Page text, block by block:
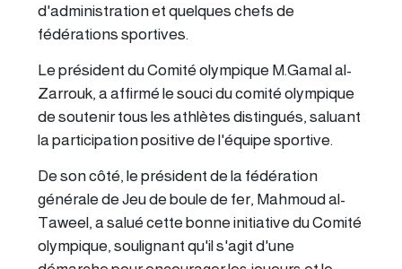
d'administration et quelques chefs de
fédérations sportives.
Le président du Comité olympique M.Gamal al-
Zarrouk, a affirmé le souci du comité olympique
de soutenir tous les athlètes distingués, saluant
la participation positive de l'équipe sportive.
De son côté, le président de la fédération
générale de Jeu de boule de fer, Mahmoud al-
Taweel, a salué cette bonne initiative du Comité
olympique, soulignant qu'il s'agit d'une